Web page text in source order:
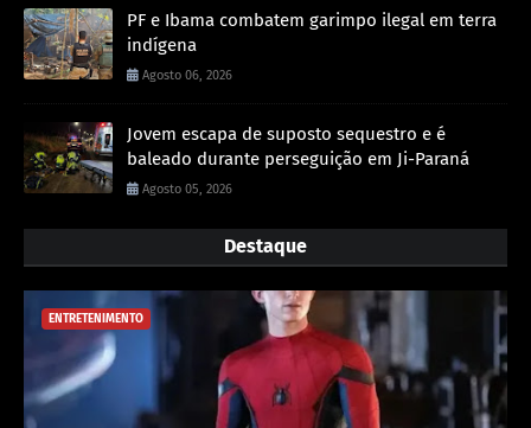
PF e Ibama combatem garimpo ilegal em terra
indígena
Agosto 06, 2026
Jovem escapa de suposto sequestro e é
baleado durante perseguição em Ji-Paraná
Agosto 05, 2026
Destaque
ENTRETENIMENTO